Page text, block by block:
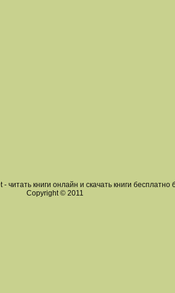
читать книги онлайн и скачать книги бесплатно
Copyright © 2011